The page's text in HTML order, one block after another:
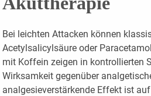
Bei leichten Attacken können
Acetylsalicylsäure oder
mit Koffein zeigen in kontrollierten
Wirksamkeit gegenüber
analgesieverstärkende Effekt ist